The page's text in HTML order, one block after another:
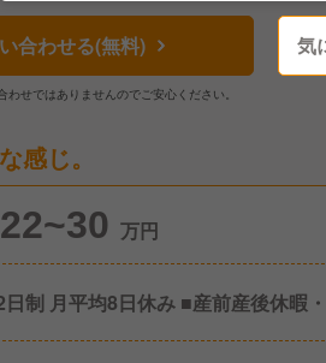
合わせる(無料) 気
せではありませんのでご安心ください。
感じ。
22~30 万円
平均8日休み ■産前産後休暇・育児休
気